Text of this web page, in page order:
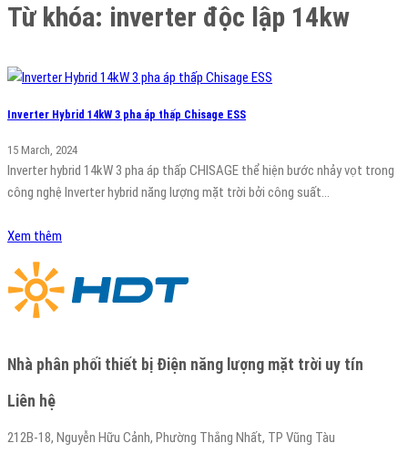
Từ khóa: inverter độc lập 14kw
Inverter Hybrid 14kW 3 pha áp thấp Chisage ESS
15 March, 2024
Inverter hybrid 14kW 3 pha áp thấp CHISAGE thể hiện bước nhảy vọt trong
công nghệ Inverter hybrid năng lượng mặt trời bởi công suất…
Xem thêm
Nhà phân phối thiết bị Điện năng lượng mặt trời uy tín
Liên hệ
212B-18, Nguyễn Hữu Cảnh, Phường Thắng Nhất, TP Vũng Tàu